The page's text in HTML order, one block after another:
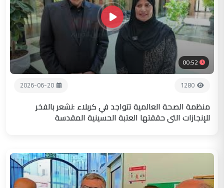
00:52
1280
2026-06-20
منظمة الصحة العالمية تتواجد في كربلاء :نشعر بالفخر
للإنجازات التي حققتها العتبة الحسينية المقدسة